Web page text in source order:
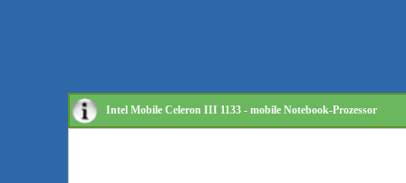
Intel Mobile Celeron III 1133 - mobile Notebook-Prozessor